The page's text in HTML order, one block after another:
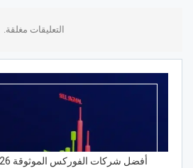
التعليقات مغلقة.